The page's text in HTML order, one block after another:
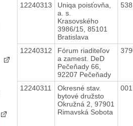
12240313
Uniqa poisťovňa,
a. s.
Krasovského
3986/15, 85101
Bratislava
12240312
Fórum riaditeľov
a zamest. DeD
Pečeňady 66,
92207 Pečeňady
12240311
Okresné stav.
bytové družsto
Okružná 2, 97901
Rimavská Sobota